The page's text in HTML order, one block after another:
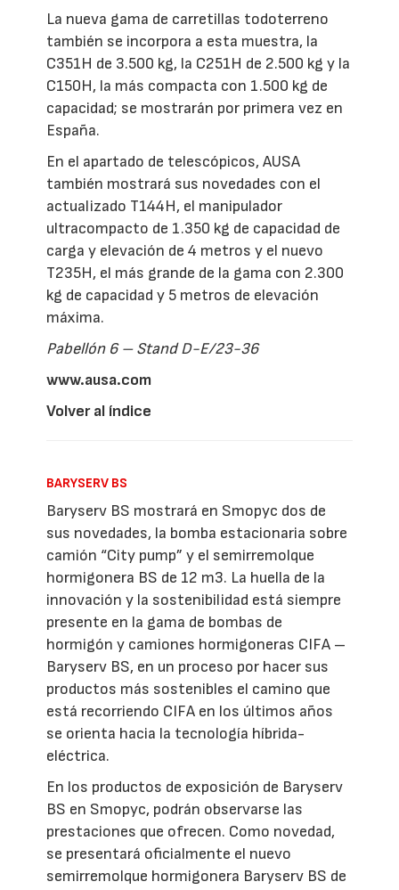
La nueva gama de carretillas todoterreno
también se incorpora a esta muestra, la
C351H de 3.500 kg, la C251H de 2.500 kg y la
C150H, la más compacta con 1.500 kg de
capacidad; se mostrarán por primera vez en
España.
En el apartado de telescópicos, AUSA
también mostrará sus novedades con el
actualizado T144H, el manipulador
ultracompacto de 1.350 kg de capacidad de
carga y elevación de 4 metros y el nuevo
T235H, el más grande de la gama con 2.300
kg de capacidad y 5 metros de elevación
máxima.
Pabellón 6 – Stand D-E/23-36
www.ausa.com
Volver al índice
BARYSERV BS
Baryserv BS mostrará en Smopyc dos de
sus novedades, la bomba estacionaria sobre
camión “City pump” y el semirremolque
hormigonera BS de 12 m3. La huella de la
innovación y la sostenibilidad está siempre
presente en la gama de bombas de
hormigón y camiones hormigoneras CIFA –
Baryserv BS, en un proceso por hacer sus
productos más sostenibles el camino que
está recorriendo CIFA en los últimos años
se orienta hacia la tecnología híbrida-
eléctrica.
En los productos de exposición de Baryserv
BS en Smopyc, podrán observarse las
prestaciones que ofrecen. Como novedad,
se presentará oficialmente el nuevo
semirremolque hormigonera Baryserv BS de